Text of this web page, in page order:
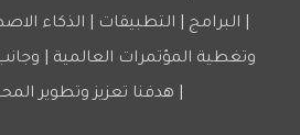
| البرامج | التطبيقات | الذكاء
وتغطية المؤتمرات العالمية |
| هدفنا تعزيز وتطوير